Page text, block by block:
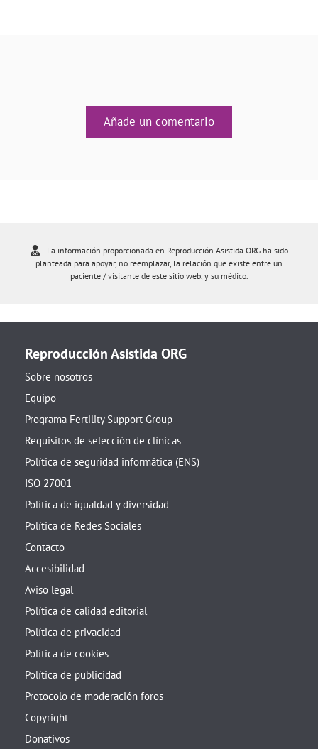
Añade un comentario
La información proporcionada en Reproducción Asistida ORG ha sido
planteada para apoyar, no reemplazar, la relación que existe entre un
paciente / visitante de este sitio web, y su médico.
Reproducción Asistida ORG
Sobre nosotros
Equipo
Programa Fertility Support Group
Requisitos de selección de clínicas
Política de seguridad informática (ENS)
ISO 27001
Política de igualdad y diversidad
Política de Redes Sociales
Contacto
Accesibilidad
Aviso legal
Política de calidad editorial
Política de privacidad
Política de cookies
Política de publicidad
Protocolo de moderación foros
Copyright
Donativos